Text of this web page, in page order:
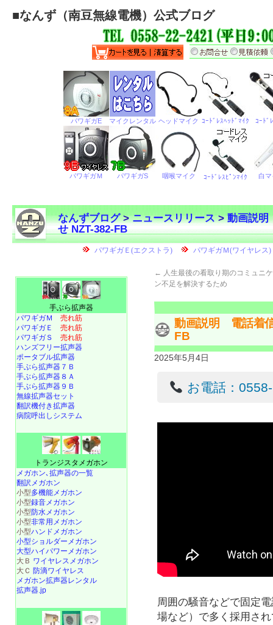
■なんず（南豆無線電機）公式ブログ
なんずブログ>ニュースリリース>動画説
せ NZT-382-FB
← 人生最後の看取り期のコミュニ
ン不足を解決するため
動画説明 電話着
FB
2025年5月4日
お電話：
周囲の騒音などで固定
場など）で多く採用さ
手ぶら拡声器
パワギガＭ 売れ筋
パワギガＥ 売れ筋
パワギガＳ 売れ筋
ハンズフリー拡声器
ポータブル拡声器
手ぶら拡声器７Ｂ
手ぶら拡声器８Ａ
手ぶら拡声器９Ｂ
無線拡声器セット
翻訳機付き拡声器
病院呼出しシステム
トランジスタメガホン
メガホン､拡声器の一覧
翻訳メガホン
小型多機能メガホン
小型録音メガホン
小型防水メガホン
小型非常用メガホン
小型ハンドメガホン
小型ショルダーメガホン
大型ハイパワーメガホン
大Ｂ ワイヤレスメガホン
大Ｃ 防滴ワイヤレス
メガホン拡声器レンタル
拡声器.jp